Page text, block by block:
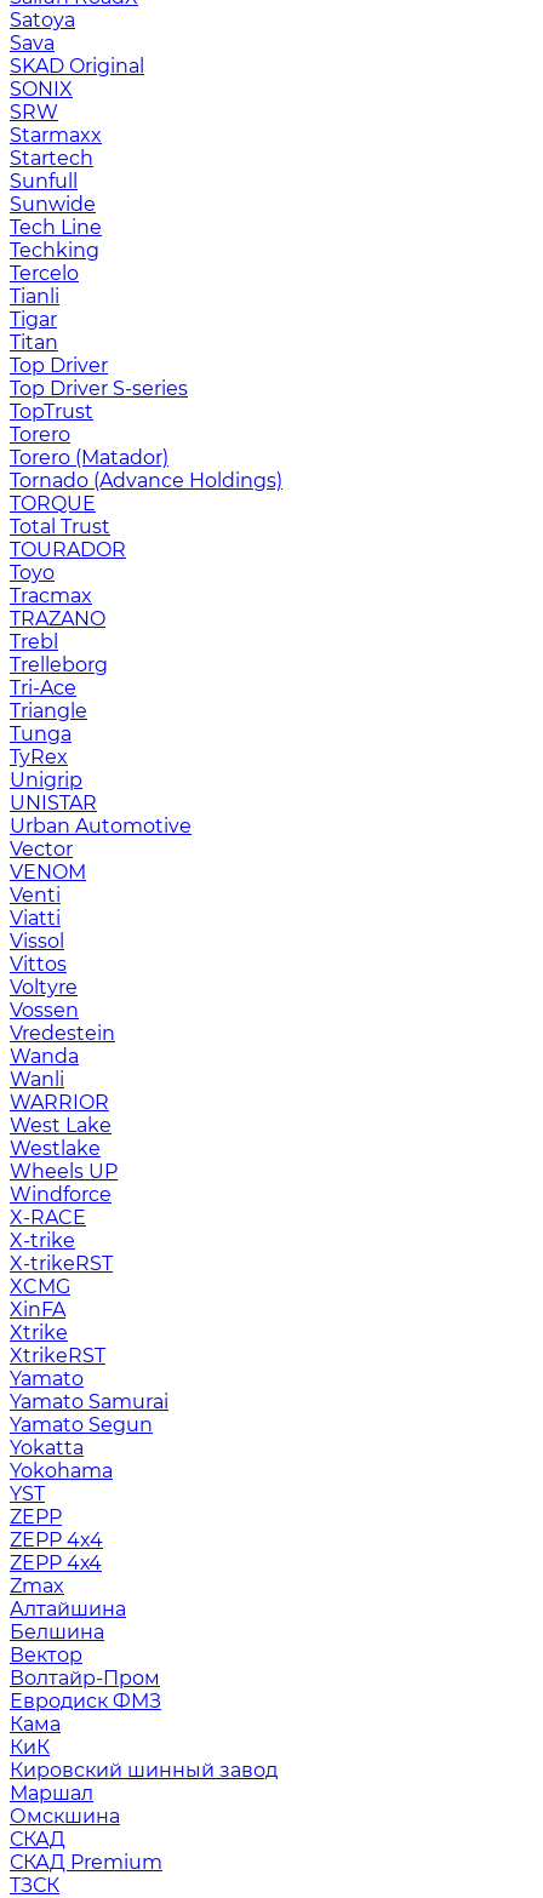
Satoya
Sava
SKAD Original
SONIX
SRW
Starmaxx
Startech
Sunfull
Sunwide
Tech Line
Techking
Tercelo
Tianli
Tigar
Titan
Top Driver
Top Driver S-series
TopTrust
Torero
Torero (Matador)
Tornado (Advance Holdings)
TORQUE
Total Trust
TOURADOR
Toyo
Tracmax
TRAZANO
Trebl
Trelleborg
Tri-Ace
Triangle
Tunga
TyRex
Unigrip
UNISTAR
Urban Automotive
Vector
VENOM
Venti
Viatti
Vissol
Vittos
Voltyre
Vossen
Vredestein
Wanda
Wanli
WARRIOR
West Lake
Westlake
Wheels UP
Windforce
X-RACE
X-trike
X-trikeRST
XCMG
XinFA
Xtrike
XtrikeRST
Yamato
Yamato Samurai
Yamato Segun
Yokatta
Yokohama
YST
ZEPP
ZEPP 4x4
ZEPP 4х4
Zmax
Алтайшина
Белшина
Вектор
Волтайр-Пром
Евродиск ФМЗ
Кама
КиК
Кировский шинный завод
Маршал
Омскшина
СКАД
СКАД Premium
ТЗСК